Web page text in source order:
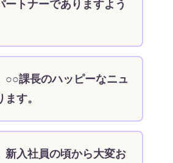
トナーでありますよう
○○課長のハッピーなニュ
す。
新入社員の頃から大変お